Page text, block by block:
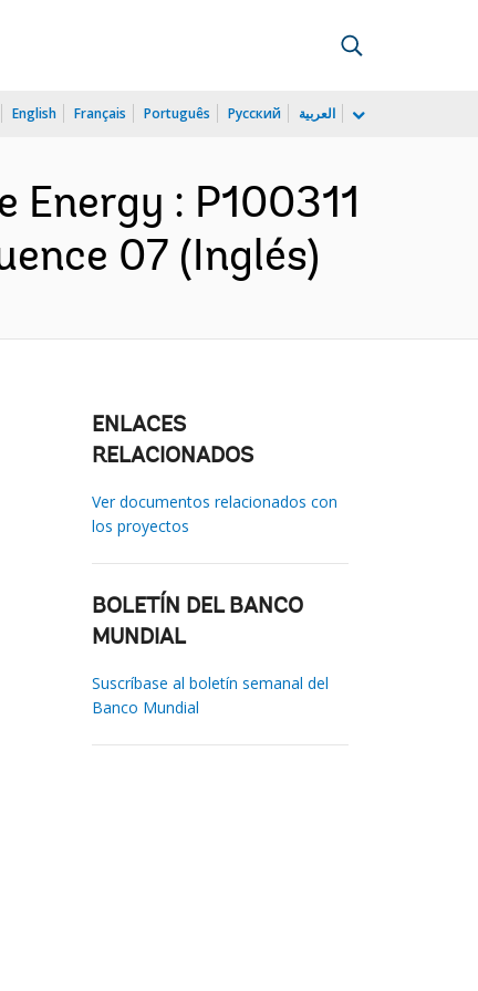
English Français Português Русский العربية
: P100311
07 (Inglés)
ENLACES
RELACIONADOS
Ver documentos relacionados con
los proyectos
BOLETÍN DEL BANCO
MUNDIAL
Suscríbase al boletín semanal del
Banco Mundial